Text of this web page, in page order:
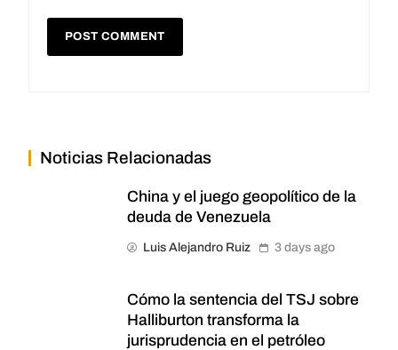
Noticias Relacionadas
China y el juego geopolítico de la
deuda de Venezuela
Luis Alejandro Ruiz 3 days ago
Cómo la sentencia del TSJ sobre
Halliburton transforma la
jurisprudencia en el petróleo